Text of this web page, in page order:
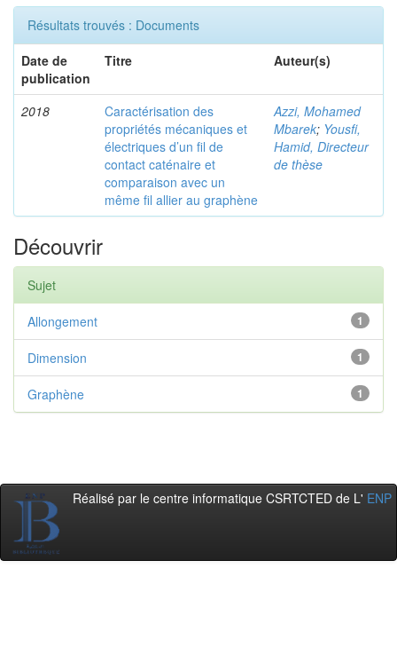
Résultats trouvés : Documents
Date de
publication
Titre Auteur(s)
2018
Caractérisation des
propriétés mécaniques et
électriques d’un fil de
contact caténaire et
comparaison avec un
même fil allier au graphène
Azzi, Mohamed
Mbarek; Yousfi,
Hamid, Directeur
de thèse
Découvrir
Sujet
1
Allongement
1
Dimension
1
Graphène
Réalisé par le centre informatique CSRTCTED de L' ENP